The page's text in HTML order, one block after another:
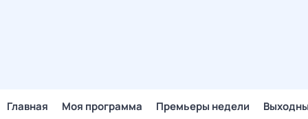
Главная Моя программа Премьеры недели